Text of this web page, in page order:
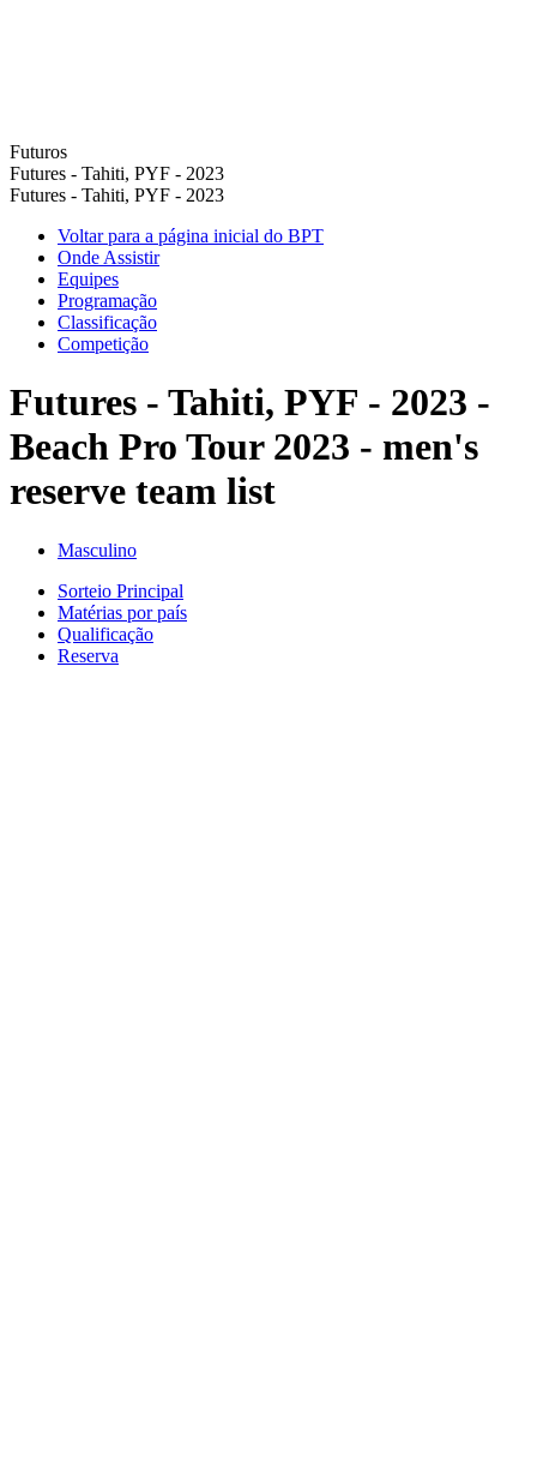
Futuros
Futures - Tahiti, PYF - 2023
Futures - Tahiti, PYF - 2023
Voltar para a página inicial do BPT
Onde Assistir
Equipes
Programação
Classificação
Competição
Futures - Tahiti, PYF - 2023 -
Beach Pro Tour 2023 - men's
reserve team list
Masculino
Sorteio Principal
Matérias por país
Qualificação
Reserva